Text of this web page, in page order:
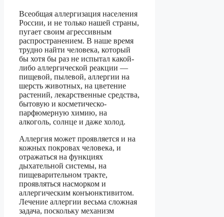
Всеобщая аллергизация населения
России, и не только нашей страны,
пугает своим агрессивным
распространением. В наше время
трудно найти человека, который
бы хотя бы раз не испытал какой-
либо аллергической реакции —
пищевой, пылевой, аллергии на
шерсть животных, на цветение
растений, лекарственные средства,
бытовую и косметическо-
парфюмерную химию, на
алкоголь, солнце и даже холод.
Аллергия может проявляется и на
кожных покровах человека, и
отражаться на функциях
дыхательной системы, на
пищеварительном тракте,
проявляться насморком и
аллергическим конъюнктивитом.
Лечение аллергии весьма сложная
задача, поскольку механизм